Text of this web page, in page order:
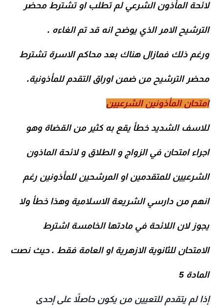
لائحة المأذون الشرعي لم تطلب او تشترط محضر
الترشيح الامر الذي يوضح انه قد تم الغاءه .
ورغم ذلك فمازال هناك بعد محاكم الاسرة تشترط
محضر الترشيح من ضمن اوراق التقدم للمأذونية.
امتحان المأذونين الشرعيين
للاسف الشديد خطأ يقع به كثير من القضاة وهو
اجراء امتحان في الزواج و الطلاق و لائحة الماذون
الشرعيين للمتقدمين او المرشحين للمأذونين رغم
انهم من دارسي الشريعة الاسلامية وهذا خطأ ولا
يجوز لان اللائحة في مادتها الخامسة اشترط
الامتحان للثانوية الازهرية او العامة فقط . حيث نصت
المادة 5
إذا لم يتقدم للتعيين من يكون حاصلاً على إحدى